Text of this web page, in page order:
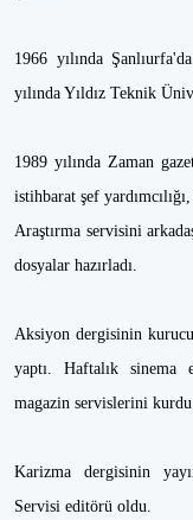
1966 yılında
yılında Yıldız Teknik
1989 yılında Zaman
istihbarat şef
Araştırma servisini
dosyalar hazırladı.
Aksiyon dergisinin
yaptı. Haftalık sinema
magazin servislerini
Karizma dergisinin
Servisi editörü oldu.